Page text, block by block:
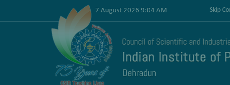
7 August 2026 9:04 AM Skip